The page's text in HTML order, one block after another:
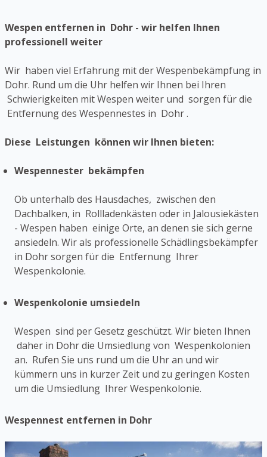
Wespen entfernen in Dohr - wir helfen Ihnen
professionell weiter
Wir haben viel Erfahrung mit der Wespenbekämpfung in
Dohr. Rund um die Uhr helfen wir Ihnen bei Ihren
Schwierigkeiten mit Wespen weiter und sorgen für die
Entfernung des Wespennestes in Dohr .
Diese Leistungen können wir Ihnen bieten:
Wespennester bekämpfen
Ob unterhalb des Hausdaches, zwischen den
Dachbalken, in Rollladenkästen oder in Jalousiekästen
- Wespen haben einige Orte, an denen sie sich gerne
ansiedeln. Wir als professionelle Schädlingsbekämpfer
in Dohr sorgen für die Entfernung Ihrer
Wespenkolonie.
Wespenkolonie umsiedeln
Wespen sind per Gesetz geschützt. Wir bieten Ihnen
daher in Dohr die Umsiedlung von Wespenkolonien
an. Rufen Sie uns rund um die Uhr an und wir
kümmern uns in kurzer Zeit und zu geringen Kosten
um die Umsiedlung Ihrer Wespenkolonie.
Wespennest entfernen in Dohr